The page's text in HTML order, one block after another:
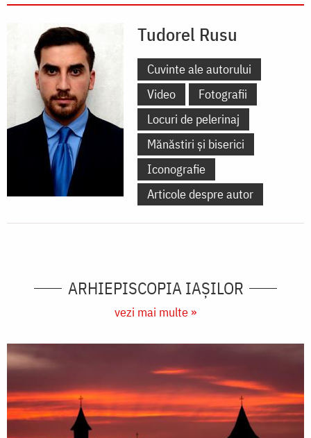
Tudorel Rusu
Cuvinte ale autorului
Video
Fotografii
Locuri de pelerinaj
Mănăstiri și biserici
Iconografie
Articole despre autor
ARHIEPISCOPIA IAŞILOR
vezi mai multe »